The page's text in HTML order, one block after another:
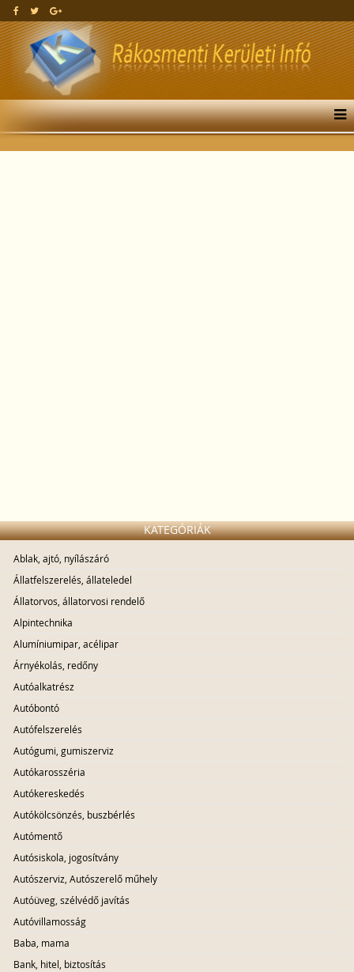
KATEGÓRIÁK
Ablak, ajtó, nyílászáró
Állatfelszerelés, állateledel
Állatorvos, állatorvosi rendelő
Alpintechnika
Alumíniumipar, acélipar
Árnyékolás, redőny
Autóalkatrész
Autóbontó
Autófelszerelés
Autógumi, gumiszerviz
Autókarosszéria
Autókereskedés
Autókölcsönzés, buszbérlés
Autómentő
Autósiskola, jogosítvány
Autószerviz, Autószerelő műhely
Autóüveg, szélvédő javítás
Autóvillamosság
Baba, mama
Bank, hitel, biztosítás